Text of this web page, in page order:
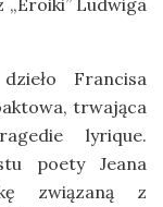
Francisa
trwająca
lyrique.
poety Jeana
związaną z